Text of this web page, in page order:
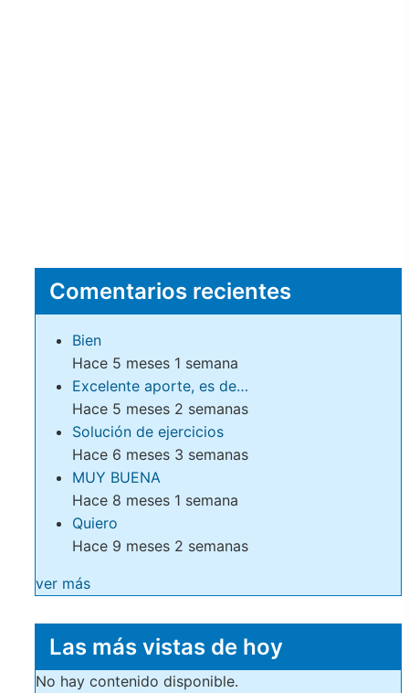
Comentarios recientes
Bien
Hace 5 meses 1 semana
Excelente aporte, es de…
Hace 5 meses 2 semanas
Solución de ejercicios
Hace 6 meses 3 semanas
MUY BUENA
Hace 8 meses 1 semana
Quiero
Hace 9 meses 2 semanas
ver más
Las más vistas de hoy
No hay contenido disponible.